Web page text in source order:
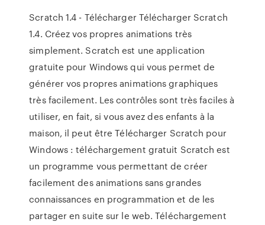
Scratch 1.4 - Télécharger Télécharger Scratch
1.4. Créez vos propres animations très
simplement. Scratch est une application
gratuite pour Windows qui vous permet de
générer vos propres animations graphiques
très facilement. Les contrôles sont très faciles à
utiliser, en fait, si vous avez des enfants à la
maison, il peut être Télécharger Scratch pour
Windows : téléchargement gratuit Scratch est
un programme vous permettant de créer
facilement des animations sans grandes
connaissances en programmation et de les
partager en suite sur le web. Téléchargement